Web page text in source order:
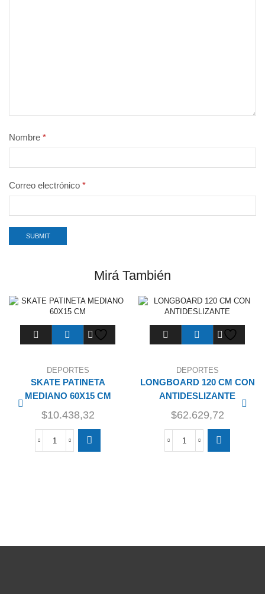
Nombre *
Correo electrónico *
Mirá También
DEPORTES
SKATE PATINETA
MEDIANO 60X15 CM
$10.438,32
SKATE
DEPORTES
LONGBOARD 120 CM CON
ANTIDESLIZANTE
$62.629,72
LONGBOARD